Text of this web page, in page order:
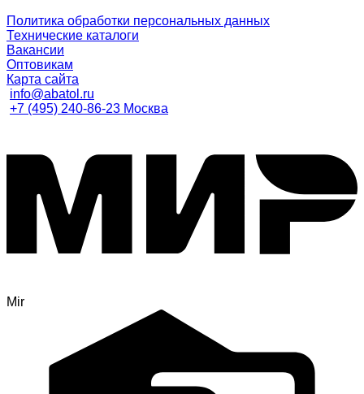
Политика обработки персональных данных
Технические каталоги
Вакансии
Оптовикам
Карта сайта
info@abatol.ru
+7 (495) 240-86-23 Москва
Mir